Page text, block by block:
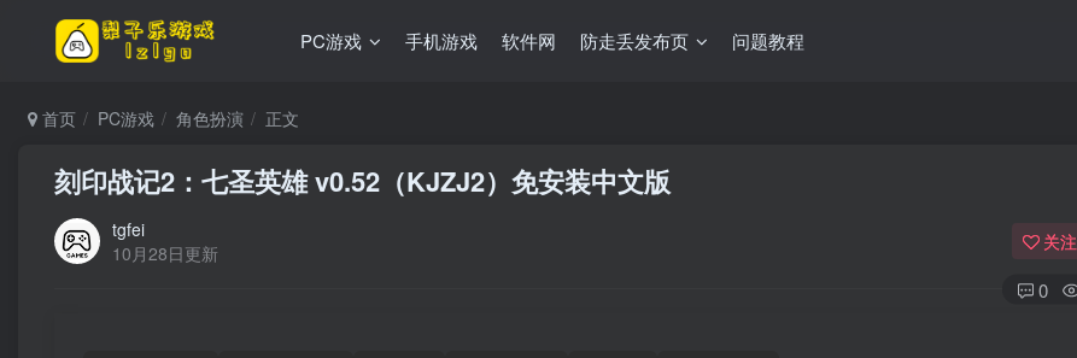
PC游戏 手机游戏 软件网 防走丢发布页 问题教程
首页 PC游戏 角色扮演 正文
刻印战记2：七圣英雄 v0.52（KJZJ2）免安装中文版
tgfei
10月28日更新
关注
0